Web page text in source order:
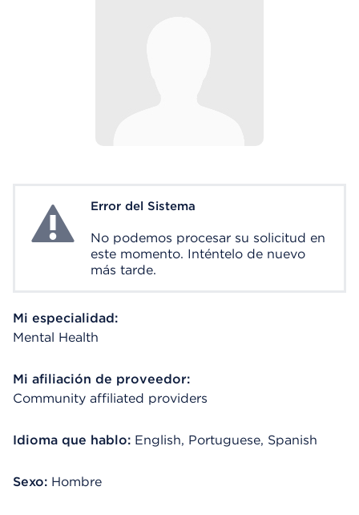
System ErrorError del Sistema
No podemos procesar su solicitud en
este momento. Inténtelo de nuevo
más tarde.
Mi especialidad:
Mental Health
Mi afiliación de proveedor:
Community affiliated providers
Idioma que hablo: English, Portuguese, Spanish
Sexo: Hombre